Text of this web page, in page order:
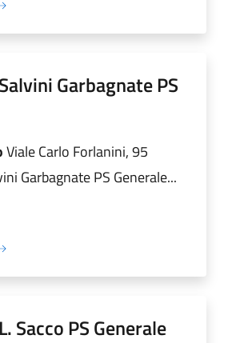
Garbagnate PS
Viale Carlo Forlanini, 95
Garbagnate PS Generale...
Sacco PS Generale